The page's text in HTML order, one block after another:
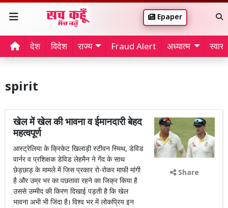
Epaper
देश विदेश राज्य Fraud Alert अध्यात्म
spirit
खेल में खेल की भावना व ईमानदारी बेहद
महत्वपूर्ण
आस्ट्रेलिया के क्रिकेट खिलाड़ी स्टीवन स्मिथ, डेविड
वार्नर व प्रशिक्षक डेविड लेहमैन ने गेंद के साथ
छेड़छाड़ के मामले में जिस प्रकार रो-रोकर माफी मांगी
है और उम्र भर का पछतावा रहने का जिक्र किया है
उससे उम्मीद की किरण दिखाई पड़ती है कि खेल
भावना अभी भी जिंदा है। विश्व भर में लोकप्रिय इन
Share